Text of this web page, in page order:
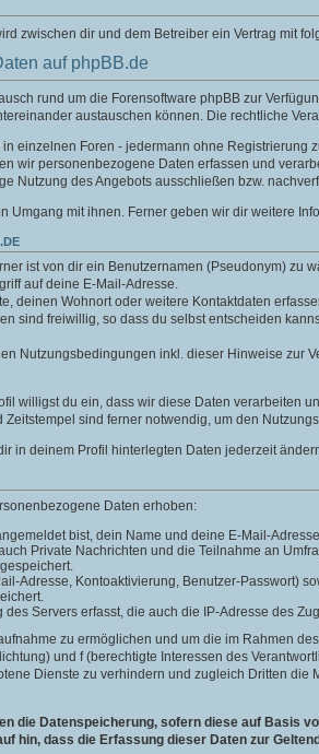
zwischen dir und dem Betreiber ein Vertrag mit
auf phpBB.de
rund um die Forensoftware phpBB zur
austauschen können. Die rechtliche
einzelnen Foren - jedermann ohne
wir personenbezogene Daten erfassen und
Nutzung des Angebots ausschließen bzw.
Umgang mit ihnen. Ferner geben wir dir weitere
ist von dir ein Benutzernamen (Pseudonym)
auf deine E-Mail-Adresse.
deinen Wohnort oder weitere Kontaktdaten
sind freiwillig, so dass du selbst entscheiden
Nutzungsbedingungen inkl. dieser Hinweise zur
willigst du ein, dass wir diese Daten verarbeiten
sind ferner notwendig, um den
in deinem Profil hinterlegten Daten jederzeit
Daten erhoben:
bist, dein Name und deine E-Mail-
Private Nachrichten und die Teilnahme an
Adresse, Kontoaktivierung, Benutzer-Passwort)
Servers erfasst, die auch die IP-Adresse des
zu ermöglichen und um die im Rahmen
und f (berechtigte Interessen des
Dienste zu verhindern und zugleich Dritten
die Datenspeicherung, sofern diese auf Basis
hin, dass die Erfassung dieser Daten zur